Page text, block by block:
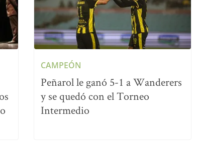
CAMPEÓN
Peñarol le ganó 5-1 a Wanderers
y se quedó con el Torneo
Intermedio